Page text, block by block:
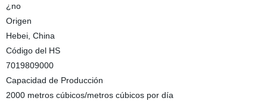
¿no
Origen
Hebei, China
Código del HS
7019809000
Capacidad de Producción
2000 metros cúbicos/metros cúbicos por día